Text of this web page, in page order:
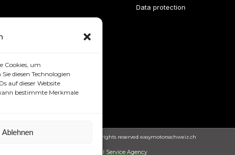
Cookies, um
diesen Technologien
auf dieser Website
bestimmte Merkmale
Ablehnen
Data protection
Copyright © 2024. All rights reserved easymotorsschweiz.ch
Full Service Agency